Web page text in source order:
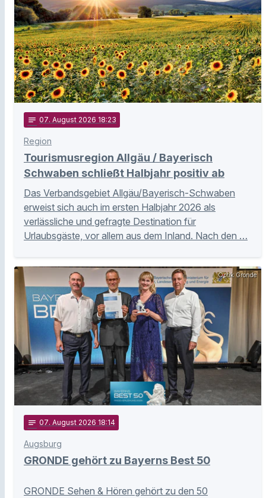
notes 07. August 2026 18:23
Region
Tourismusregion Allgäu / Bayerisch
Schwaben schließt Halbjahr positiv ab
Das Verbandsgebiet Allgäu/Bayerisch-Schwaben
erweist sich auch im ersten Halbjahr 2026 als
verlässliche und gefragte Destination für
Urlaubsgäste, vor allem aus dem Inland. Nach den …
Optik Gronde
notes 07. August 2026 18:14
Augsburg
GRONDE gehört zu Bayerns Best 50
GRONDE Sehen & Hören gehört zu den 50